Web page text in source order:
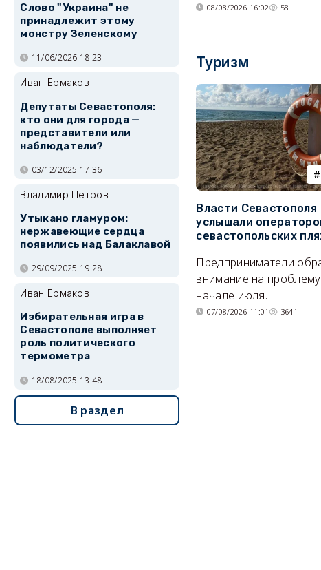
08/08/2026 16:02 58
Туризм
Власти Севастополя
услышали
севастопольских
Предприниматели
внимание на
начале июля.
07/08/2026 11:01 3641
Слово "Украина" не
принадлежит этому
монстру Зеленскому
11/06/2026 18:23
Иван Ермаков
Депутаты Севастополя:
кто они для города —
представители или
наблюдатели?
03/12/2025 17:36
Владимир Петров
Утыкано гламуром:
нержавеющие сердца
появились над Балаклавой
29/09/2025 19:28
Иван Ермаков
Избирательная игра в
Севастополе выполняет
роль политического
термометра
18/08/2025 13:48
В раздел